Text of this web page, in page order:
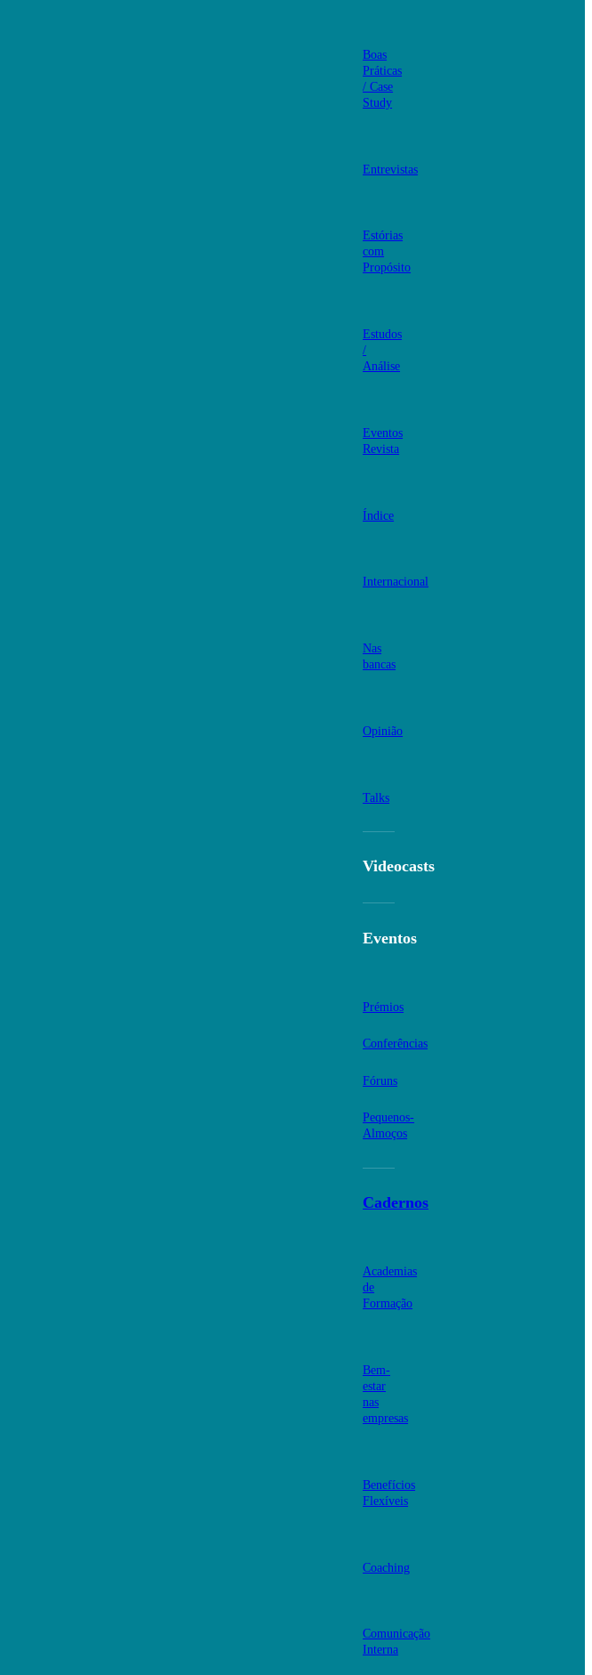
Boas
Práticas
/ Case
Study
Entrevistas
Estórias
com
Propósito
Estudos
/
Análise
Eventos
Revista
Índice
Internacional
Nas
bancas
Opinião
Talks
Videocasts
Eventos
Prémios
Conferências
Fóruns
Pequenos-
Almoços
Cadernos
Academias
de
Formação
Bem-
estar
nas
empresas
Benefícios
Flexíveis
Coaching
Comunicação
Interna